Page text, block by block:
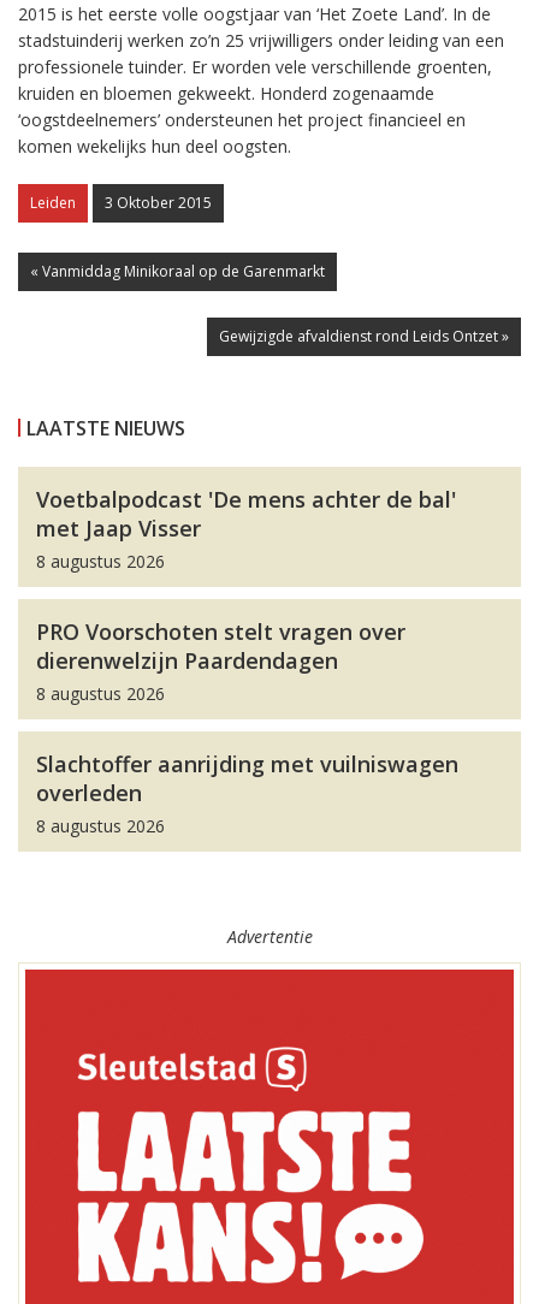
2015 is het eerste volle oogstjaar van ‘Het Zoete Land’. In de
stadstuinderij werken zo’n 25 vrijwilligers onder leiding van een
professionele tuinder. Er worden vele verschillende groenten,
kruiden en bloemen gekweekt. Honderd zogenaamde
‘oogstdeelnemers’ ondersteunen het project financieel en
komen wekelijks hun deel oogsten.
Leiden 3 Oktober 2015
« Vanmiddag Minikoraal op de Garenmarkt
Gewijzigde afvaldienst rond Leids Ontzet »
LAATSTE NIEUWS
Voetbalpodcast 'De mens achter de bal'
met Jaap Visser
8 augustus 2026
PRO Voorschoten stelt vragen over
dierenwelzijn Paardendagen
8 augustus 2026
Slachtoffer aanrijding met vuilniswagen
overleden
8 augustus 2026
Advertentie